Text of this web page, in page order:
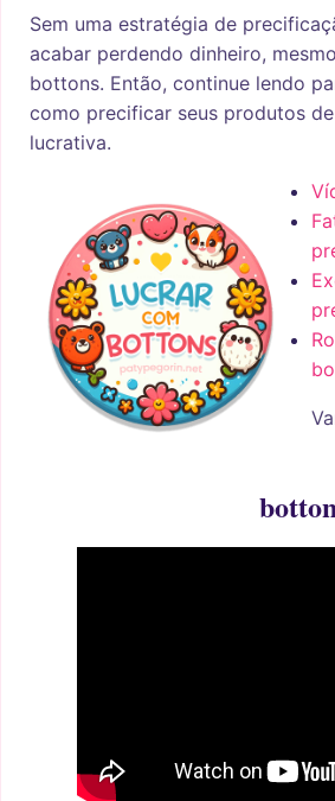
Sem uma estratégia de
acabar perdendo dinheiro,
bottons. Então, continue lendo
como precificar seus produtos
lucrativa.